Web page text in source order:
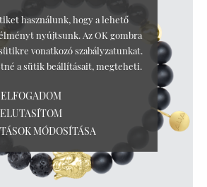
használunk, hogy a lehető
nyújtsunk. Az OK gombra
vonatkozó szabályzatunkat.
a sütik beállításait, megteheti.
ELFOGADOM
ELUTASÍTOM
MÓDOSÍTÁSA